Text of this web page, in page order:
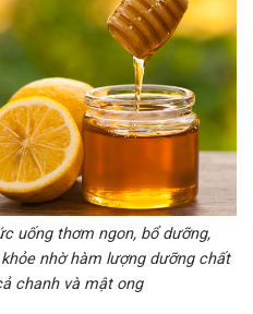
uống thơm ngon, bổ dưỡng,
nhờ hàm lượng dưỡng chất
chanh và mật ong